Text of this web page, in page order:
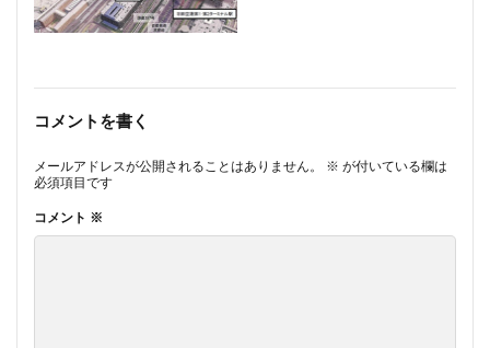
コメントを書く
メールアドレスが公開されることはありません。 ※ が付いている欄は
必須項目です
コメント ※